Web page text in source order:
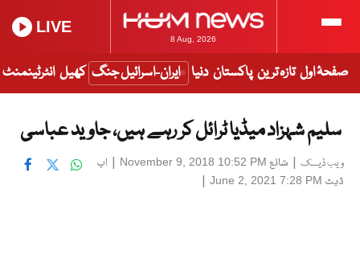
8 Aug, 2026
LIVE
صفحۂ اول تازہ ترین پاکستان دنیا ایران-اسرائیل جنگ کھیل انٹرٹینمنٹ
سلیم شہزاد میڈیا ٹرائل کر رہے ہیں، جاوید عباسی
ویب ڈیسک | شائع November 9, 2018 10:52 PM
| اپ
ڈیٹ June 2, 2021 7:28 PM
|